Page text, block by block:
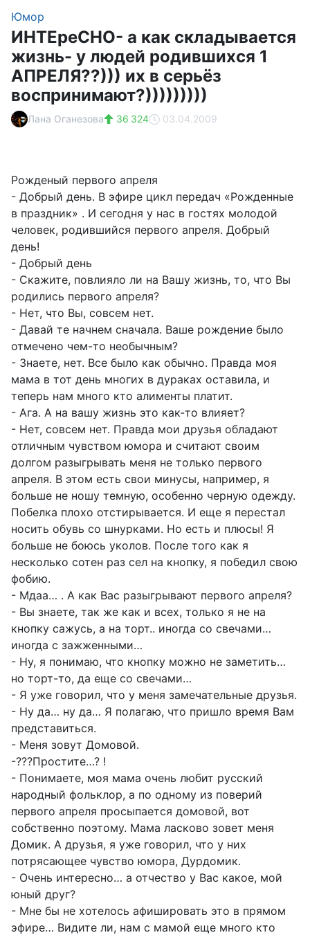
Юмор
ИНТЕреСНО- а как складывается
жизнь- у людей родившихся 1
АПРЕЛЯ??))) их в серьёз
воспринимают?)))))))))
Лана Оганезова 36 324 03.04.2009
Рожденый первого апреля
- Добрый день. В эфире цикл передач «Рожденные
в праздник» . И сегодня у нас в гостях молодой
человек, родившийся первого апреля. Добрый
день!
- Добрый день
- Скажите, повлияло ли на Вашу жизнь, то, что Вы
родились первого апреля?
- Нет, что Вы, совсем нет.
- Давай те начнем сначала. Ваше рождение было
отмечено чем-то необычным?
- Знаете, нет. Все было как обычно. Правда моя
мама в тот день многих в дураках оставила, и
теперь нам много кто алименты платит.
- Ага. А на вашу жизнь это как-то влияет?
- Нет, совсем нет. Правда мои друзья обладают
отличным чувством юмора и считают своим
долгом разыгрывать меня не только первого
апреля. В этом есть свои минусы, например, я
больше не ношу темную, особенно черную одежду.
Побелка плохо отстирывается. И еще я перестал
носить обувь со шнурками. Но есть и плюсы! Я
больше не боюсь уколов. После того как я
несколько сотен раз сел на кнопку, я победил свою
фобию.
- Мдаа… . А как Вас разыгрывают первого апреля?
- Вы знаете, так же как и всех, только я не на
кнопку сажусь, а на торт.. иногда со свечами…
иногда с зажженными…
- Ну, я понимаю, что кнопку можно не заметить…
но торт-то, да еще со свечами…
- Я уже говорил, что у меня замечательные друзья.
- Ну да… ну да… Я полагаю, что пришло время Вам
представиться.
- Меня зовут Домовой.
-???Простите…? !
- Понимаете, моя мама очень любит русский
народный фольклор, а по одному из поверий
первого апреля просыпается домовой, вот
собственно поэтому. Мама ласково зовет меня
Домик. А друзья, я уже говорил, что у них
потрясающее чувство юмора, Дурдомик.
- Очень интересно… а отчество у Вас какое, мой
юный друг?
- Мне бы не хотелось афишировать это в прямом
эфире… Видите ли, нам с мамой еще много кто